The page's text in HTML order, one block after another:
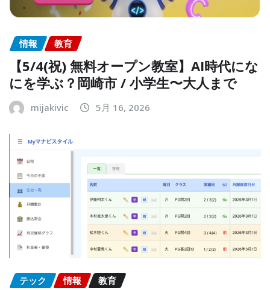
情報 教育
【5/4(祝) 無料オープン教室】AI時代にな
にを学ぶ？岡崎市 / 小学生〜大人まで
mijakivic 5月 16, 2026
テック 情報 教育